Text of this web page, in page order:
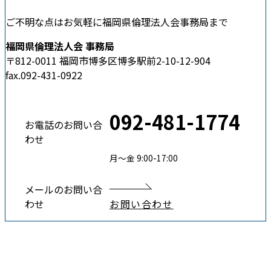
ご不明な点はお気軽に福岡県倫理法人会事務局まで
福岡県倫理法人会 事務局
〒812-0011 福岡市博多区博多駅前2-10-12-904
fax.092-431-0922
お電話のお問い合
わせ
092-481-1774
月〜金 9:00-17:00
メールのお問い合
わせ
お問い合わせ